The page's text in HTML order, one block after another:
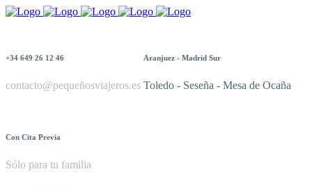
+34 649 26 12 46
contacto@pequeñosviajeros.es
Aranjuez - Madrid Sur
Toledo - Seseña - Mesa de Ocaña
Con Cita Previa
Sólo para tu familia